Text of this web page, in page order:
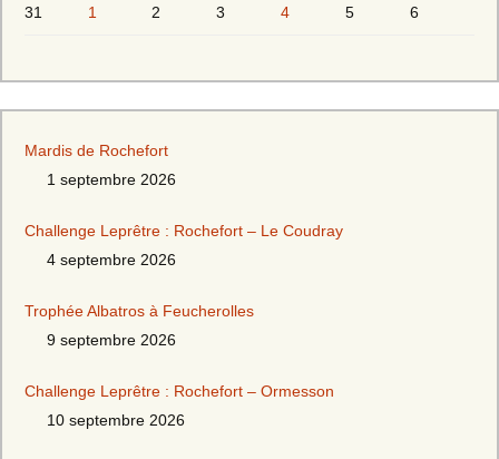
31 1 2 3 4 5 6
Mardis de Rochefort
1 septembre 2026
Challenge Leprêtre : Rochefort – Le Coudray
4 septembre 2026
Trophée Albatros à Feucherolles
9 septembre 2026
Challenge Leprêtre : Rochefort – Ormesson
10 septembre 2026